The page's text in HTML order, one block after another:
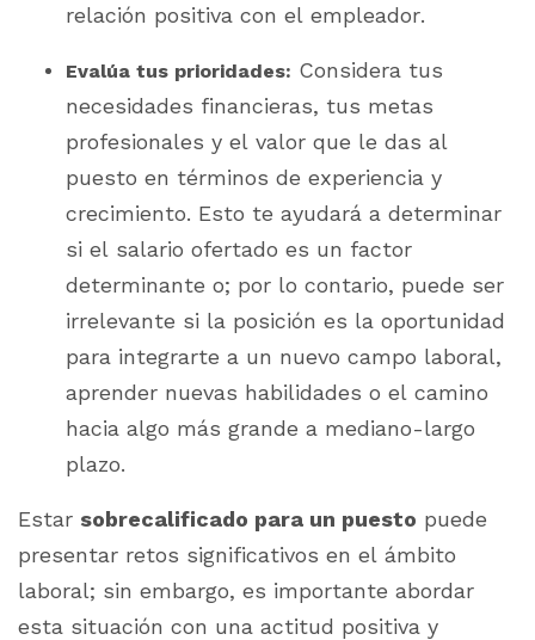
relación positiva con el empleador.
Evalúa tus prioridades: Considera tus
necesidades financieras, tus metas
profesionales y el valor que le das al
puesto en términos de experiencia y
crecimiento. Esto te ayudará a determinar
si el salario ofertado es un factor
determinante o; por lo contario, puede ser
irrelevante si la posición es la oportunidad
para integrarte a un nuevo campo laboral,
aprender nuevas habilidades o el camino
hacia algo más grande a mediano-largo
plazo.
Estar sobrecalificado para un puesto puede
presentar retos significativos en el ámbito
laboral; sin embargo, es importante abordar
esta situación con una actitud positiva y